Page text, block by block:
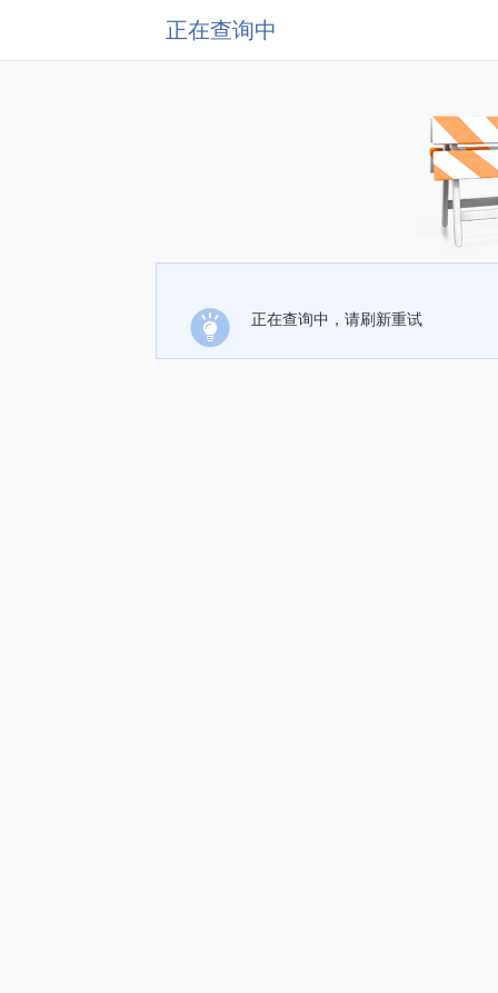
正在查询中
正在查询中，请刷新重试